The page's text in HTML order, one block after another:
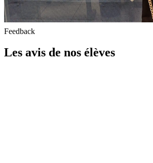
Feedback
Les avis de nos élèves